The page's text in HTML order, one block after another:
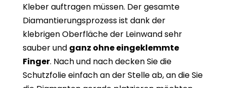
Kleber auftragen müssen. Der gesamte
Diamantierungsprozess ist dank der
klebrigen Oberfläche der Leinwand sehr
sauber und ganz ohne eingeklemmte
Finger. Nach und nach decken Sie die
Schutzfolie einfach an der Stelle ab, an die Sie